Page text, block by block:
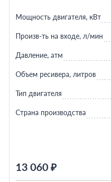
13 060 ₽
Мощность двигателя, кВт
Произв-ть на входе, л/мин
Давление, атм
Объем ресивера, литров
Тип двигателя
Страна производства